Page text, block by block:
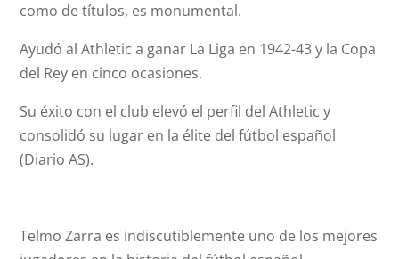
como de títulos, es monumental.
Ayudó al Athletic a ganar La Liga en 1942-43 y la Copa
del Rey en cinco ocasiones.
Su éxito con el club elevó el perfil del Athletic y
consolidó su lugar en la élite del fútbol español
(Diario AS).
Telmo Zarra es indiscutiblemente uno de los mejores